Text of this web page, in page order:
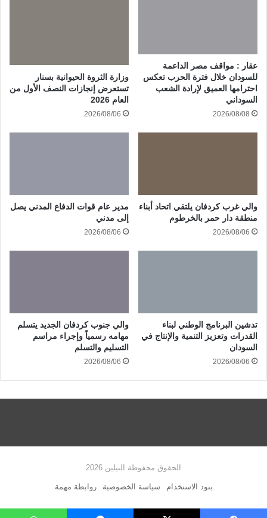
عقار : مواقف مصر الداعمة
للسودان خلال فترة الحرب تعكس
احترامها العميق لإرادة الشعب
السوداني
2026/08/08
وزارة الثروة الحيوانية بسنار
تستعرض إنجازات النصف الأول من
العام 2026
2026/08/06
والي غرب كردفان يلتقي اتحاد أبناء
منطقة دار حمر بالخرطوم
2026/08/06
مدير عام قوات الدفاع المدني يصل
إلى مدني
2026/08/06
تدشين البرنامج الوطني لبناء
القدرات وتعزيز التنمية والإنتاج في
السودان
2026/08/06
والي جنوب كردفان الجديد يتسلم
مهامه رسمياً وإجراء مراسم
التسليم والتسلم
2026/08/06
الحقوق محفوظة النيلين 2026
بنود الاستخدام سياسة الخصوصية روابطة مهمة